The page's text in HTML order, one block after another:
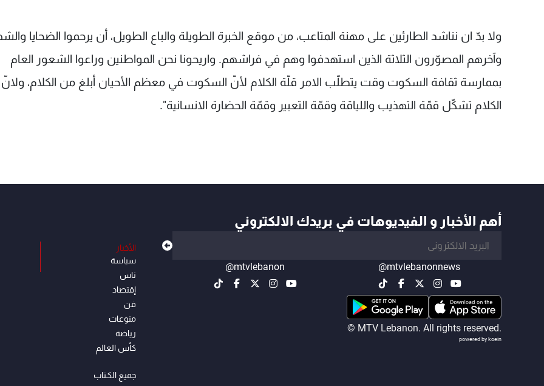
ولا بدّ ان نناشد الطارئين على مهنة المتاعب، من موقع الخبرة الطويلة والباع الطويل، أن يرحموا الضحايا
وآخرهم المصوّرون الثلاثة الذين استهدفوا وهم في فراشهم. واريحونا نحن المواطنين وراعوا الشعور العام
بممارسة ثقافة السكوت وقت يتطلّب الامر قلّة الكلام لأنّ السكوت في معظم الأحيان أبلغ من الكلام،
الكلام تشكّل قمّة التهذيب واللياقة وقمّة التعبير وقمّة الحضارة الانسانية".
أهم الأخبار و الفيديوهات في بريدك الالكتروني
@mtvlebanonnews
@mtvlebanon
© MTV Lebanon. All rights reserved.
powered by koein
الأخبار
سياسة
ناس
إقتصاد
فن
منوعات
رياضة
كأس العالم
جميع الكـتاب